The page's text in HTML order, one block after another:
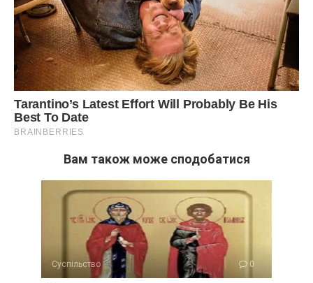
Вам також може сподобатися
Суспільство 0